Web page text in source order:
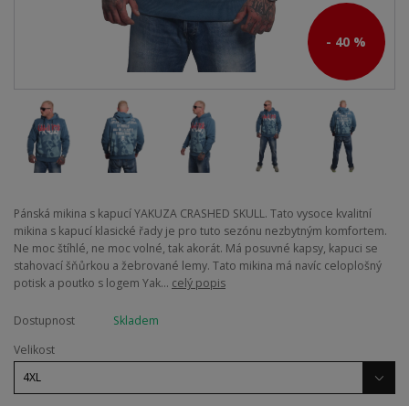
- 40 %
Pánská mikina s kapucí YAKUZA CRASHED SKULL. Tato vysoce kvalitní
mikina s kapucí klasické řady je pro tuto sezónu nezbytným komfortem.
Ne moc štíhlé, ne moc volné, tak akorát. Má posuvné kapsy, kapuci se
stahovací šňůrkou a žebrované lemy. Tato mikina má navíc celoplošný
potisk a poutko s logem Yak... celý popis
Dostupnost
Skladem
Velikost